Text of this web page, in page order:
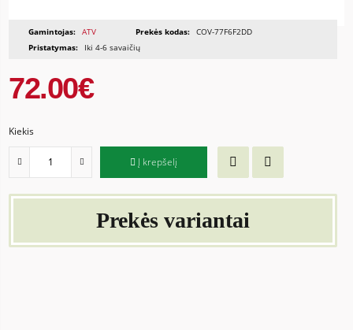
Gamintojas: ATV Prekės kodas: COV-77F6F2DD
Pristatymas:
Iki 4-6 savaičių
72.00€
Kiekis
Į krepšelį
Prekės variantai